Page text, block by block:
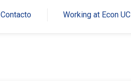
Contacto Working at Econ UC